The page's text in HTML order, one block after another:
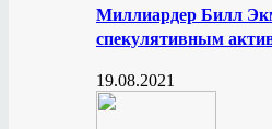
Миллиардер Билл
спекулятивным
19.08.2021